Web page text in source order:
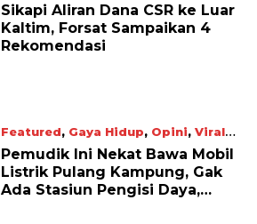
May 17, 2022
Sikapi Aliran Dana CSR ke Luar
Kaltim, Forsat Sampaikan 4
Rekomendasi
Featured, Gaya Hidup, Opini, Viral
May 9, 2022
Pemudik Ini Nekat Bawa Mobil
Listrik Pulang Kampung, Gak
Ada Stasiun Pengisi Daya,